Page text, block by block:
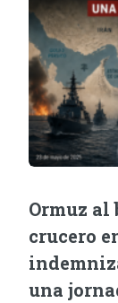
Ormuz al
crucero
una